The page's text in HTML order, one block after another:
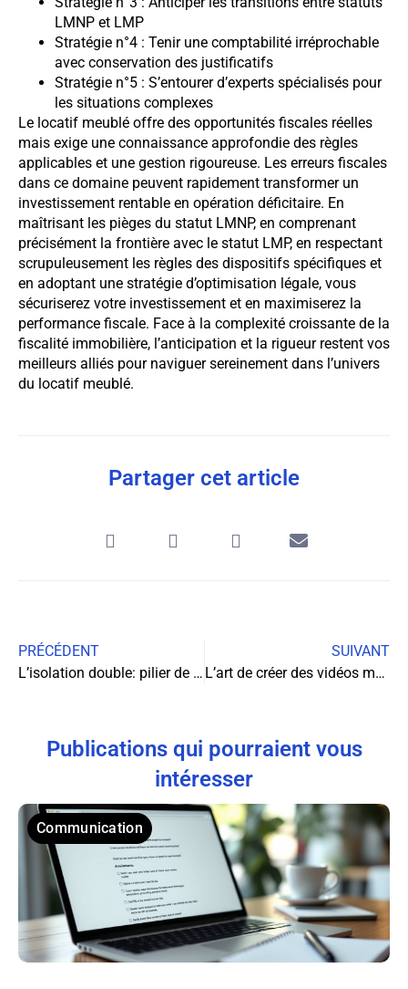
LMNP et LMP
Stratégie n°4 : Tenir une comptabilité irréprochable
avec conservation des justificatifs
Stratégie n°5 : S’entourer d’experts spécialisés pour
les situations complexes
Le locatif meublé offre des opportunités fiscales réelles
mais exige une connaissance approfondie des règles
applicables et une gestion rigoureuse. Les erreurs fiscales
dans ce domaine peuvent rapidement transformer un
investissement rentable en opération déficitaire. En
maîtrisant les pièges du statut LMNP, en comprenant
précisément la frontière avec le statut LMP, en respectant
scrupuleusement les règles des dispositifs spécifiques et
en adoptant une stratégie d’optimisation légale, vous
sécuriserez votre investissement et en maximiserez la
performance fiscale. Face à la complexité croissante de la
fiscalité immobilière, l’anticipation et la rigueur restent vos
meilleurs alliés pour naviguer sereinement dans l’univers
du locatif meublé.
Partager cet article
PRÉCÉDENT
L’isolation double: pilier de performance énergétique pour les entreprises
SUIVANT
L’art de créer des vidéos marketing captivantes sans expertise technique
Publications qui pourraient vous
intéresser
Communication